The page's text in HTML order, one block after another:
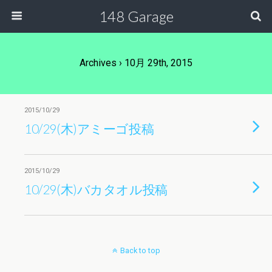
148 Garage
Archives › 10月 29th, 2015
2015/10/29
10/29(木)アミーゴ投稿
2015/10/29
10/29(木)バカタオル投稿
Back to top